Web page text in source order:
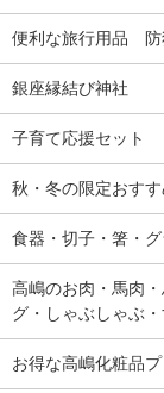
便利な旅行用品 防
銀座縁結び神社
子育て応援セット
秋・冬の限定おす
食器・切子・箸・
高嶋のお肉・馬肉
グ・しゃぶしゃぶ・
お得な高嶋化粧品